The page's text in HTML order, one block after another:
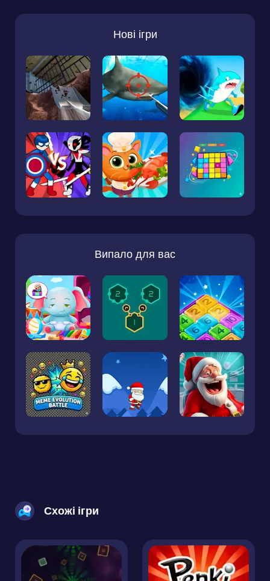
Нові ігри
Випало для вас
Схожі ігри